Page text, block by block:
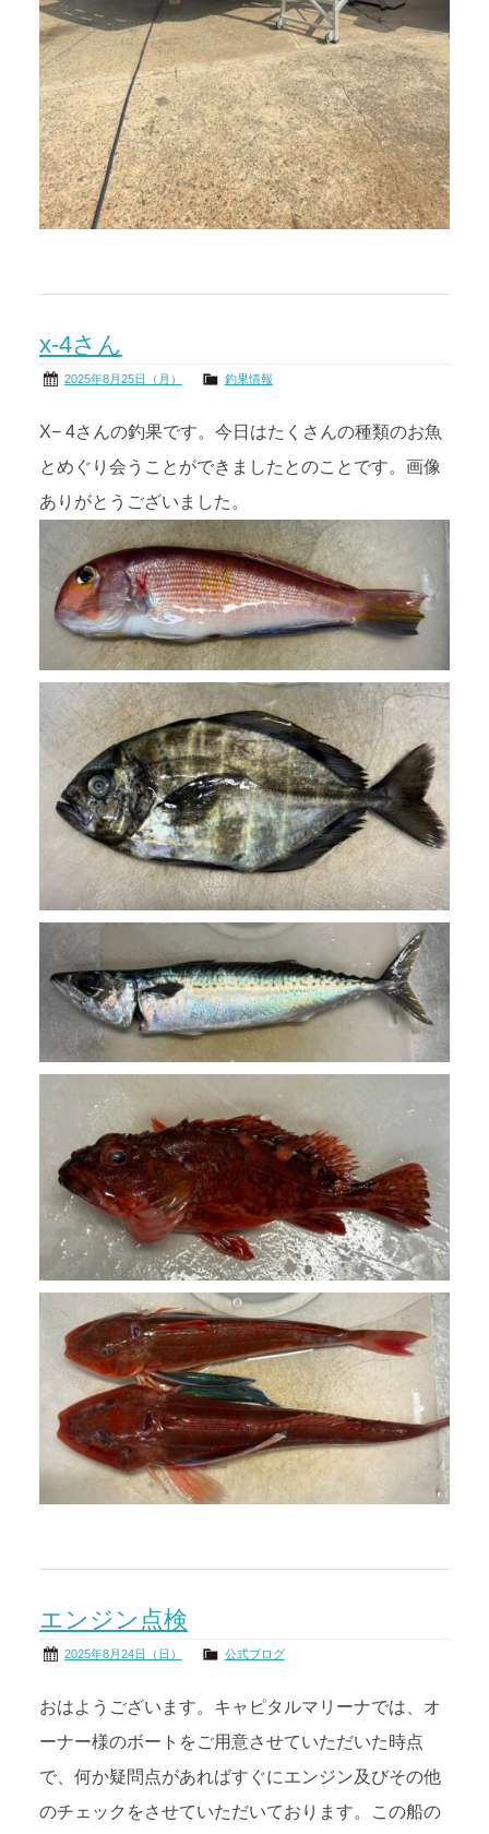
x-4さん
2025年8月25日（月） 釣果情報
X− 4さんの釣果です。今日はたくさんの種類のお魚
とめぐり会うことができましたとのことです。画像
ありがとうございました。
エンジン点検
2025年8月24日（日） 公式ブログ
おはようございます。キャピタルマリーナでは、オ
ーナー様のボートをご用意させていただいた時点
で、何か疑問点があればすぐにエンジン及びその他
のチェックをさせていただいております。この船の